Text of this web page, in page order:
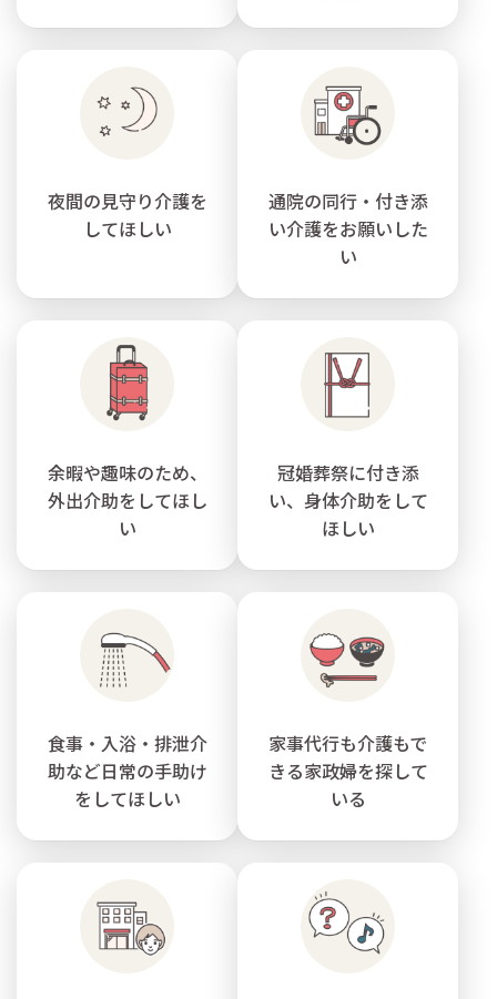
夜間の見守り介護を
してほしい
通院の同行・付き添
い介護をお願いした
い
余暇や趣味のため、
外出介助をしてほし
い
冠婚葬祭に付き添
い、身体介助をして
ほしい
食事・入浴・排泄介
助など日常の手助け
をしてほしい
家事代行も介護もで
きる家政婦を探して
いる